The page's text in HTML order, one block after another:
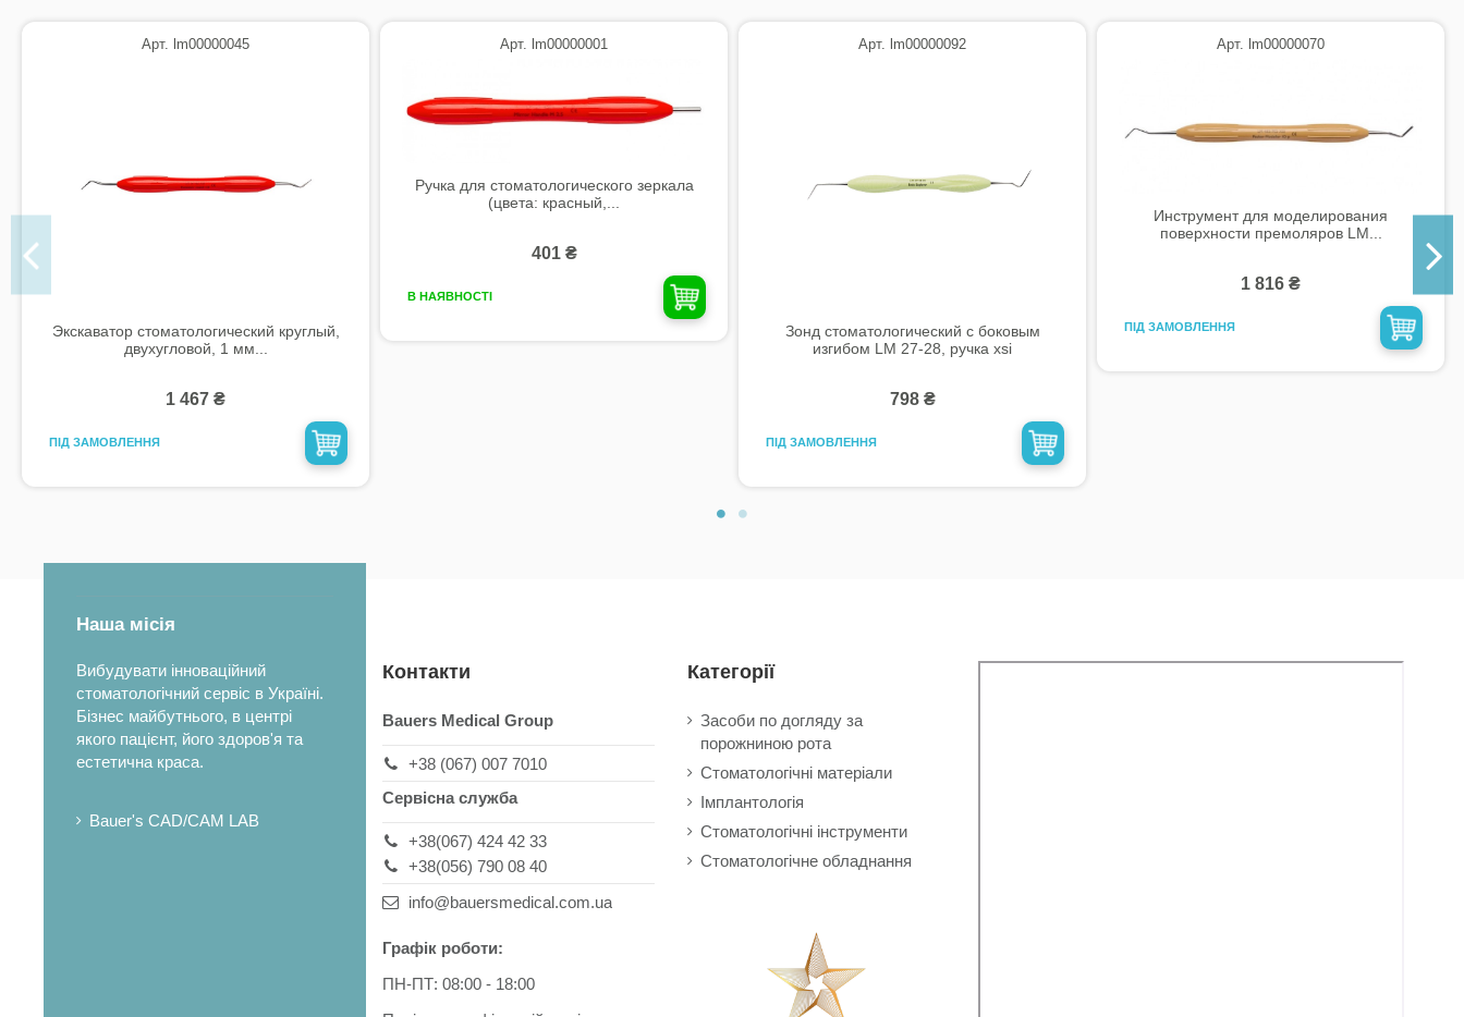
Арт. lm00000045
Экскаватор стоматологический круглый,
двухугловой, 1 мм...
1 467 ₴
ПІД ЗАМОВЛЕННЯ
Арт. lm00000001
Ручка для стоматологического зеркала
(цвета: красный,...
401 ₴
В НАЯВНОСТІ
Арт. lm00000092
Зонд стоматологический с боковым
изгибом LM 27-28, ручка xsi
798 ₴
ПІД ЗАМОВЛЕННЯ
Арт. lm00000070
Инструмент для моделирования
поверхности премоляров LM...
1 816 ₴
ПІД ЗАМОВЛЕННЯ
Наша місія
Вибудувати інноваційний
стоматологічний сервіс в Україні.
Бізнес майбутнього, в центрі
якого пацієнт, його здоров'я та
естетична краса.
Bauer's CAD/CAM LAB
Контакти
Bauers Medical Group
+38 (067) 007 7010
Сервісна служба
+38(067) 424 42 33
+38(056) 790 08 40
info@bauersmedical.com.ua
Графік роботи:
ПН-ПТ: 08:00 - 18:00
Категорії
Засоби по догляду за
порожниною рота
Стоматологічні матеріали
Імплантологія
Стоматологічні інструменти
Стоматологічне обладнання